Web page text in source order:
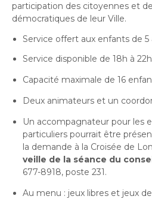
participation des citoyennes et
démocratiques de leur Ville.
Service offert aux enfants de 5
Service disponible de 18h à
Capacité maximale de 16
Deux animateurs et un
Un accompagnateur pour les
particuliers pourrait être
la demande à la Croisée de
veille de la séance du
677-8918, poste 231.
Au menu : jeux libres et jeux